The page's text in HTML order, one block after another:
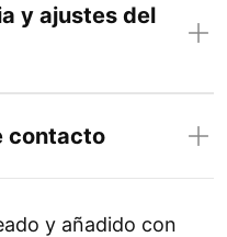
y ajustes del
contacto
y añadido con